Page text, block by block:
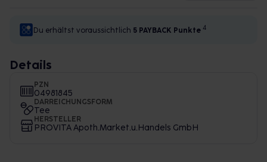
Du erhältst voraussichtlich 5 PAYBACK Punkte 4
Details
PZN
04981845
DARREICHUNGSFORM
Tee
HERSTELLER
PROVITA Apoth.Market.u.Handels GmbH